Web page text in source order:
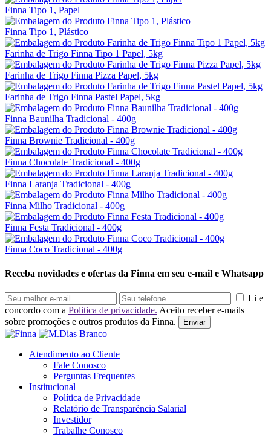
Finna Tipo 1, Papel
Finna Tipo 1, Plástico
Farinha de Trigo Finna Tipo 1 Papel, 5kg
Farinha de Trigo Finna Pizza Papel, 5kg
Farinha de Trigo Finna Pastel Papel, 5kg
Finna Baunilha Tradicional - 400g
Finna Brownie Tradicional - 400g
Finna Chocolate Tradicional - 400g
Finna Laranja Tradicional - 400g
Finna Milho Tradicional - 400g
Finna Festa Tradicional - 400g
Finna Coco Tradicional - 400g
Receba novidades e ofertas da Finna em seu e-mail e Whatsapp
Li e
concordo com a Politica de privacidade. Aceito receber e-mails
sobre promoções e outros produtos da Finna.
Enviar
Atendimento ao Cliente
Fale Conosco
Perguntas Frequentes
Institucional
Política de Privacidade
Relatório de Transparência Salarial
Investidor
Trabalhe Conosco